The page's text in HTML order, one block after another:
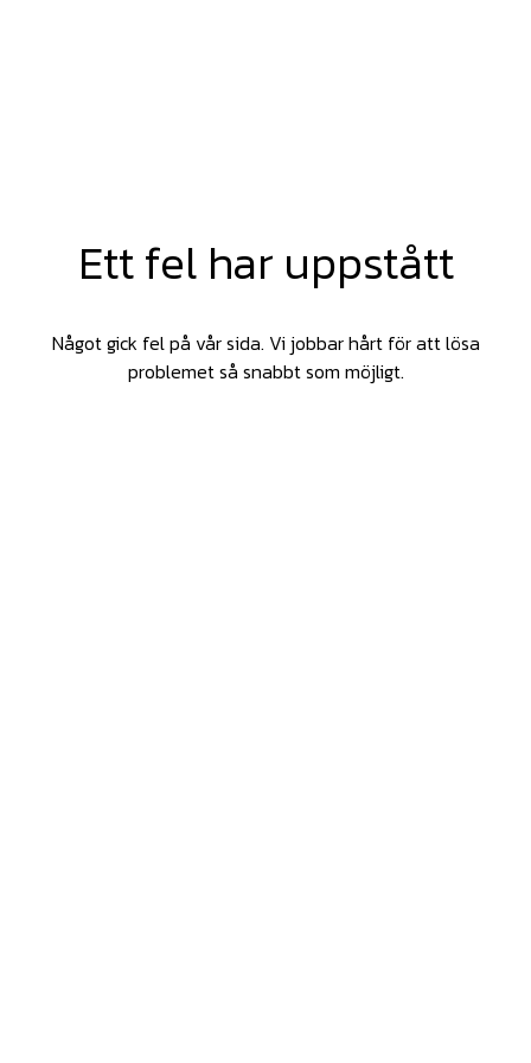
Ett fel har uppstått
Något gick fel på vår sida. Vi jobbar hårt för att lösa
problemet så snabbt som möjligt.